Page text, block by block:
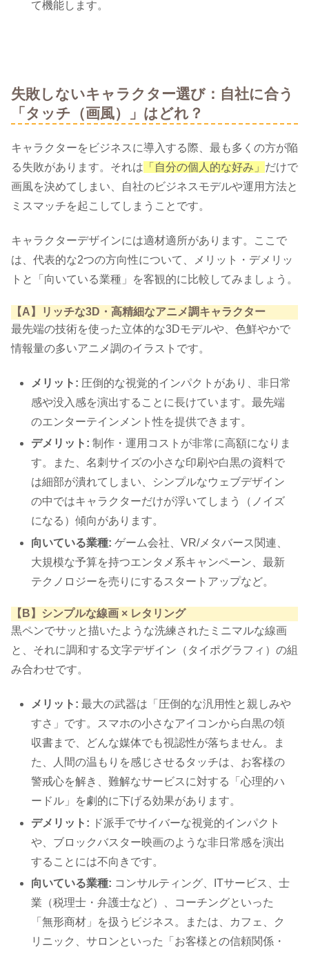
て機能します。
失敗しないキャラクター選び：自社に合う
「タッチ（画風）」はどれ？
キャラクターをビジネスに導入する際、最も多くの方が陥
る失敗があります。それは 「自分の個人的な好み」 だけで
画風を決めてしまい、自社のビジネスモデルや運用方法と
ミスマッチを起こしてしまうことです。
キャラクターデザインには適材適所があります。ここで
は、代表的な2つの方向性について、メリット・デメリッ
トと「向いている業種」を客観的に比較してみましょう。
【A】リッチな3D・高精細なアニメ調キャラクター
最先端の技術を使った立体的な3Dモデルや、色鮮やかで
情報量の多いアニメ調のイラストです。
メリット: 圧倒的な視覚的インパクトがあり、非日常
感や没入感を演出することに長けています。最先端
のエンターテインメント性を提供できます。
デメリット: 制作・運用コストが非常に高額になりま
す。また、名刺サイズの小さな印刷や白黒の資料で
は細部が潰れてしまい、シンプルなウェブデザイン
の中ではキャラクターだけが浮いてしまう（ノイズ
になる）傾向があります。
向いている業種: ゲーム会社、VR/メタバース関連、
大規模な予算を持つエンタメ系キャンペーン、最新
テクノロジーを売りにするスタートアップなど。
【B】シンプルな線画 × レタリング
黒ペンでサッと描いたような洗練されたミニマルな線画
と、それに調和する文字デザイン（タイポグラフィ）の組
み合わせです。
メリット: 最大の武器は「圧倒的な汎用性と親しみや
すさ」です。スマホの小さなアイコンから白黒の領
収書まで、どんな媒体でも視認性が落ちません。ま
た、人間の温もりを感じさせるタッチは、お客様の
警戒心を解き、難解なサービスに対する「心理的ハ
ードル」を劇的に下げる効果があります。
デメリット: ド派手でサイバーな視覚的インパクト
や、ブロックバスター映画のような非日常感を演出
することには不向きです。
向いている業種: コンサルティング、ITサービス、士
業（税理士・弁護士など）、コーチングといった
「無形商材」を扱うビジネス。または、カフェ、ク
リニック、サロンといった「お客様との信頼関係・